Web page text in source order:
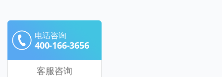
电话咨询
400-166-3656
客服咨询